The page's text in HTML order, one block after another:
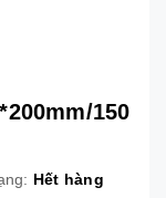
150
Hết hàng